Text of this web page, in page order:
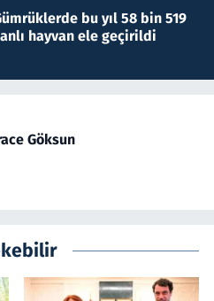
bu yıl 58 bin 519
hayvan ele geçirildi
Göksun